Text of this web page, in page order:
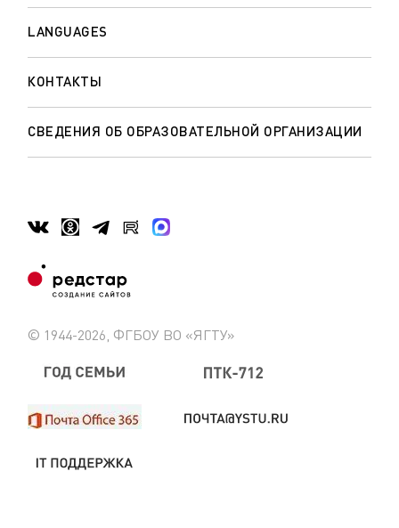
LANGUAGES
КОНТАКТЫ
СВЕДЕНИЯ ОБ ОБРАЗОВАТЕЛЬНОЙ ОРГАНИЗАЦИИ
© 1944-2026, ФГБОУ ВО «ЯГТУ»